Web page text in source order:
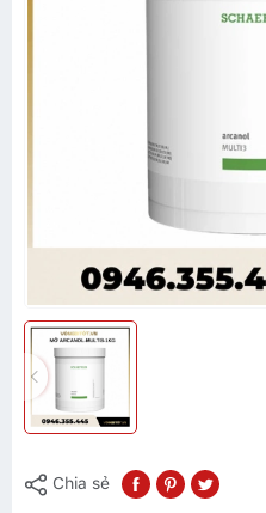
Chia sẻ